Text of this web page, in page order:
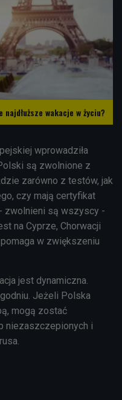
wakacje w życiu?
wprowadziła
są zwolnione z
zarówno z testów, jak
czy mają certyfikat
zwolnieni są wszyscy -
na Cyprze, Chorwacji
w zwiększeniu
jest dynamiczna.
Jeżeli Polska
mogą zostać
niezaszczepionych i